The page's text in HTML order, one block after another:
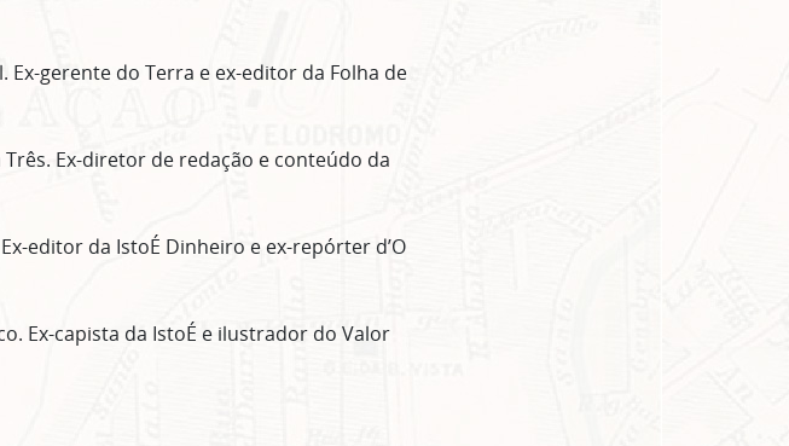
gerente do Terra e ex-editor da Folha de
Ex-diretor de redação e conteúdo da
editor da IstoÉ Dinheiro e ex-repórter d’O
Ex-capista da IstoÉ e ilustrador do Valor